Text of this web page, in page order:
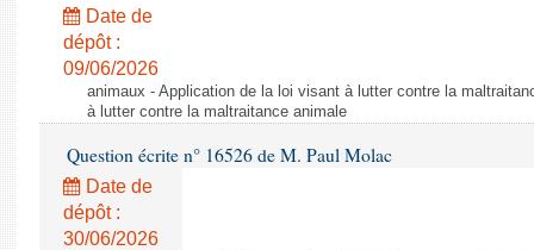
Date de
dépôt :
09/06/2026
animaux - Application de la loi visant à lutter contre la
à lutter contre la maltraitance animale
Question écrite n° 16526 de M. Paul Molac
Date de
dépôt :
30/06/2026